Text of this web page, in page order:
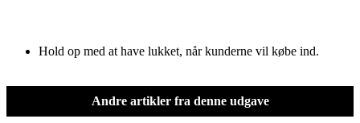
Hold op med at have lukket, når kunderne vil købe ind.
Andre artikler fra denne udgave